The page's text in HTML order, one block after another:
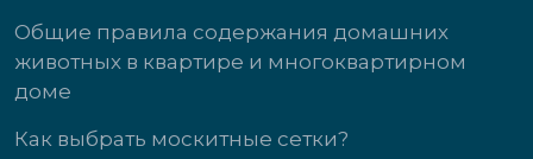
Общие правила содержания домашних
животных в квартире и многоквартирном
доме
Как выбрать москитные сетки?